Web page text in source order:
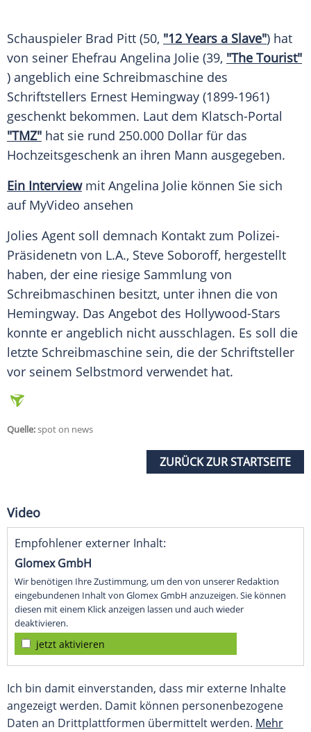
Schauspieler Brad Pitt (50, "12 Years a Slave") hat
von seiner Ehefrau Angelina Jolie (39, "The Tourist"
) angeblich eine Schreibmaschine des
Schriftstellers Ernest Hemingway (1899-1961)
geschenkt bekommen. Laut dem Klatsch-Portal
"TMZ" hat sie rund 250.000 Dollar für das
Hochzeitsgeschenk an ihren Mann ausgegeben.
Ein Interviewmit Angelina Jolie können Sie sich
auf MyVideo ansehen
Jolies Agent soll demnach Kontakt zum Polizei-
Präsidenetn von L.A., Steve Soboroff, hergestellt
haben, der eine riesige Sammlung von
Schreibmaschinen besitzt, unter ihnen die von
Hemingway. Das Angebot des Hollywood-Stars
konnte er angeblich nicht ausschlagen. Es soll die
letzte Schreibmaschine sein, die der Schriftsteller
vor seinem Selbstmord verwendet hat.
Quelle:spot on news
ZURÜCK ZUR STARTSEITE
Video
Empfohlener externer Inhalt:
Glomex GmbH
Wir benötigen Ihre Zustimmung, um den von unserer Redaktion
eingebundenen Inhalt von Glomex GmbH anzuzeigen. Sie können
diesen mit einem Klick anzeigen lassen und auch wieder
deaktivieren.
jetzt aktivieren
Ich bin damit einverstanden, dass mir externe Inhalte
angezeigt werden. Damit können personenbezogene
Daten an Drittplattformen übermittelt werden. Mehr